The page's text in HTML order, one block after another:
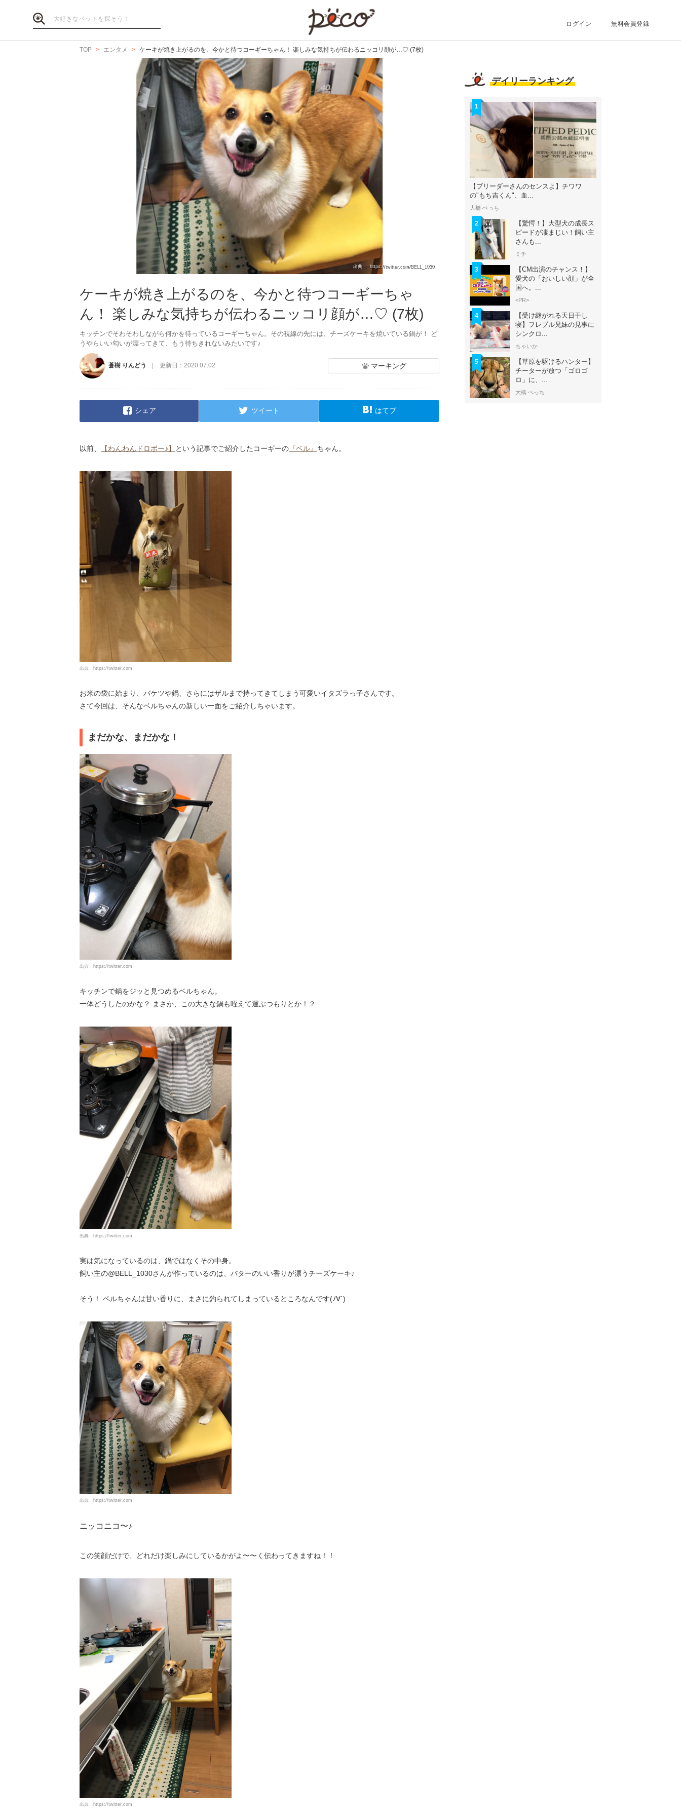
ログイン 無料会員登録
TOP エンタメ ケーキが焼き上がるのを、今かと待つコーギーちゃん！ 楽しみな気持ちが伝わるニッコリ顔が…♡ (7枚)
出典 ： https://twitter.com/BELL_1030
ケーキが焼き上がるのを、今かと待つコーギーちゃ
ん！ 楽しみな気持ちが伝わるニッコリ顔が…♡ (7枚)
キッチンでそわそわしながら何かを待っているコーギーちゃん。その視線の先には、チーズケーキを焼いている鍋が！ ど
うやらいい匂いが漂ってきて、もう待ちきれないみたいです♪
蒼樹 りんどう 更新日： 2020.07.02 マーキング
シェア ツイート はてブ
以前、 【わんわんドロボー♪】 という記事でご紹介したコーギーの 『ベル』 ちゃん。
出典 https://twitter.com
お米の袋に始まり、バケツや鍋、さらにはザルまで持ってきてしまう可愛いイタズラっ子さんです。
さて今回は、そんなベルちゃんの新しい一面をご紹介しちゃいます。
まだかな、まだかな！
出典 https://twitter.com
キッチンで鍋をジッと見つめるベルちゃん。
一体どうしたのかな？ まさか、この大きな鍋も咥えて運ぶつもりとか！？
出典 https://twitter.com
実は気になっているのは、鍋ではなくその中身。
飼い主の@BELL_1030さんが作っているのは、バターのいい香りが漂うチーズケーキ♪
そう！ ベルちゃんは甘い香りに、まさに釣られてしまっているところなんです(ﾉ∀`)
出典 https://twitter.com
ニッコニコ〜♪
この笑顔だけで、どれだけ楽しみにしているかがよ〜〜く伝わってきますね！！
出典 https://twitter.com
デイリーランキング
1
【ブリーダーさんのセンスよ】チワワ
の"もち吉くん"、血...
大橋 ぺっち
2
【驚愕！】大型犬の成長ス
ピードが凄まじい！飼い主
さんも...
ミチ
3
【CM出演のチャンス！】
愛犬の「おいしい顔」が全
国へ。...
<PR>
4
【受け継がれる天日干し
寝】フレブル兄妹の見事に
シンクロ...
ちゃいか
5
【草原を駆けるハンター】
チーターが放つ「ゴロゴ
ロ」に、...
大橋 ぺっち